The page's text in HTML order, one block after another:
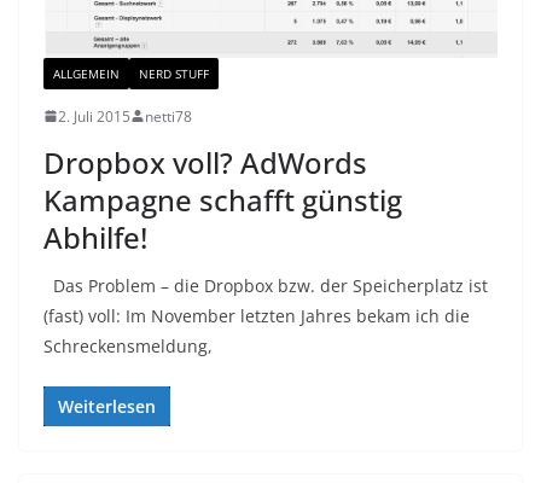
ALLGEMEIN NERD STUFF
2. Juli 2015 netti78
Dropbox voll? AdWords
Kampagne schafft günstig
Abhilfe!
Das Problem – die Dropbox bzw. der Speicherplatz ist
(fast) voll: Im November letzten Jahres bekam ich die
Schreckensmeldung,
Weiterlesen